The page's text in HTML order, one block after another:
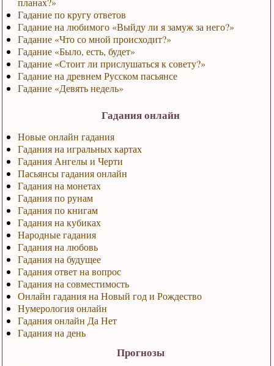
Гадание по кругу ответов
Гадание на любимого «Выйду ли я замуж за него?»
Гадание «Что со мной происходит?»
Гадание «Было, есть, будет»
Гадание «Стоит ли прислушаться к совету?»
Гадание на древнем Русском пасьянсе
Гадание «Девять недель»
Гадания онлайн
Новые онлайн гадания
Гадания на игральных картах
Гадания Ангелы и Черти
Пасьянсы гадания онлайн
Гадания на монетах
Гадания по рунам
Гадания по книгам
Гадания на кубиках
Народные гадания
Гадания на любовь
Гадания на будущее
Гадания ответ на вопрос
Гадания на совместимость
Онлайн гадания на Новый год и Рождество
Нумерология онлайн
Гадания онлайн Да Нет
Гадания на день
Прогнозы